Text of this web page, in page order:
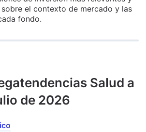
el contexto de mercado y las
fondo.
Salud a
de 2026